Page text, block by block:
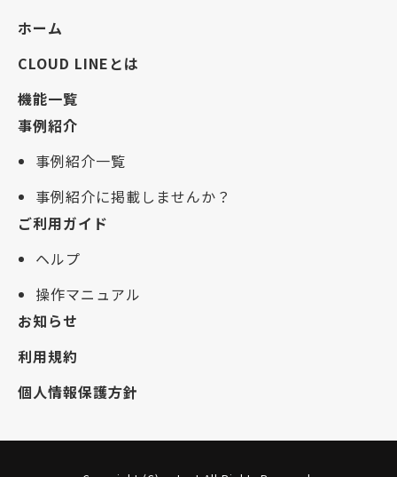
ホーム
CLOUD LINEとは
機能一覧
事例紹介
事例紹介一覧
事例紹介に掲載しませんか？
ご利用ガイド
ヘルプ
操作マニュアル
お知らせ
利用規約
個人情報保護方針